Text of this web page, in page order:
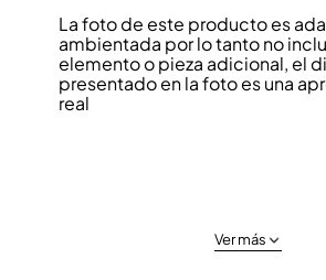
La foto de este producto es
ambientada por lo tanto no
elemento o pieza adicional, el
presentado en la foto es una
real
Ver más